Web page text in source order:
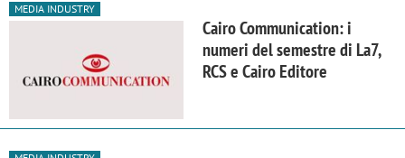
MEDIA INDUSTRY
Cairo Communication: i
numeri del semestre di La7,
RCS e Cairo Editore